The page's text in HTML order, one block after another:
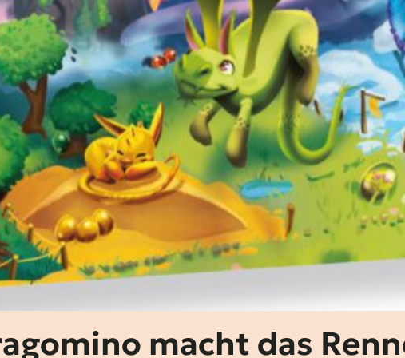
macht das